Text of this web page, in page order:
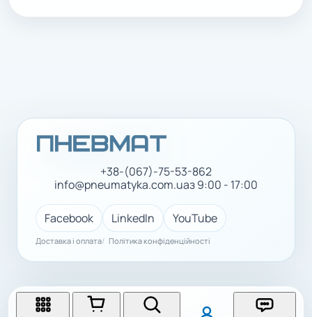
+38-(067)-75-53-862
info@pneumatyka.com.uaз 9:00 - 17:00
Facebook LinkedIn YouTube
Доставка і оплата Політика конфіденційності